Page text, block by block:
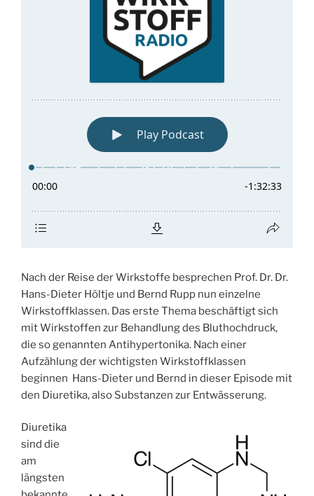
Nach der Reise der Wirkstoffe besprechen Prof. Dr. Dr.
Hans-Dieter Höltje und Bernd Rupp nun einzelne
Wirkstoffklassen. Das erste Thema beschäftigt sich
mit Wirkstoffen zur Behandlung des Bluthochdruck,
die so genannten Antihypertonika. Nach einer
Aufzählung der wichtigsten Wirkstoffklassen
beginnen Hans-Dieter und Bernd in dieser Episode mit
den Diuretika, also Substanzen zur Entwässerung.
Diuretika
sind die
am
längsten